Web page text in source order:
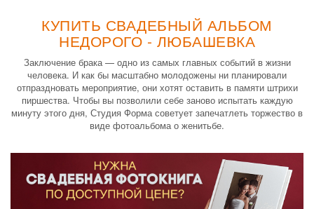
КУПИТЬ СВАДЕБНЫЙ АЛЬБОМ
НЕДОРОГО - ЛЮБАШЕВКА
Заключение брака — одно из самых главных событий в жизни
человека. И как бы масштабно молодожены ни планировали
отпраздновать мероприятие, они хотят оставить в памяти штрихи
пиршества. Чтобы вы позволили себе заново испытать каждую
минуту этого дня, Студия Форма советует запечатлеть торжество в
виде фотоальбома о женитьбе.